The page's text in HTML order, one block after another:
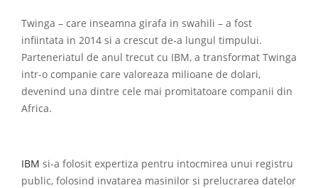
Twinga – care inseamna girafa in swahili – a fost
infiintata in 2014 si a crescut de-a lungul timpului.
Parteneriatul de anul trecut cu IBM, a transformat Twinga
intr-o companie care valoreaza milioane de dolari,
devenind una dintre cele mai promitatoare companii din
Africa.
IBM si-a folosit expertiza pentru intocmirea unui registru
public, folosind invatarea masinilor si prelucrarea datelor